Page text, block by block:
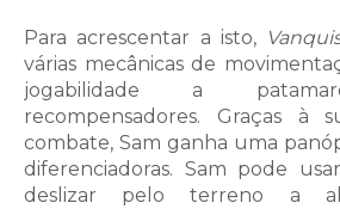
Para acrescentar a isto,
várias mecânicas de
jogabilidade a
recompensadores. Graças à
combate, Sam ganha uma
diferenciadoras. Sam pode
deslizar pelo terreno a